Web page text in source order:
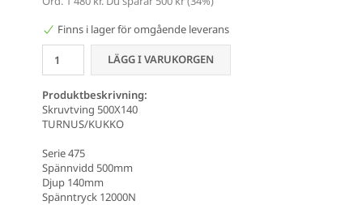
Finns i lager för omgående leverans
LÄGG I VARUKORGEN
Produktbeskrivning:
Skruvtving 500X140
TURNUS/KUKKO
Serie 475
Spännvidd 500mm
Djup 140mm
Spänntryck 12000N